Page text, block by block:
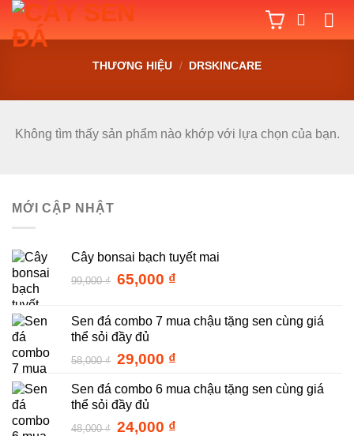
Bỏ
qua
nội
THƯƠNG HIỆU / DRSKINCARE
Không tìm thấy sản phẩm nào khớp với lựa chọn của bạn.
MỚI CẬP NHẬT
Cây bonsai bạch tuyết mai
99,000₫ Giá
99,000 ₫.
65,000 ₫Giá
là:
Sen đá combo 7 mua chậu tặng sen cùng giá
thể sỏi đầy đủ
58,000₫ Giá
là:
58,000 ₫.
29,000 ₫Giá
tại
29,000 ₫.
Sen đá combo 6 mua chậu tặng sen cùng giá
thể sỏi đầy đủ
48,000₫ Giá
24,000 ₫Giá